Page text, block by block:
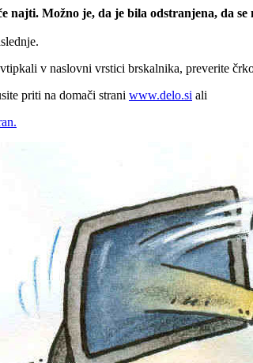
najti. Možno je, da je bila odstranjena, da
v naslovni vrstici brskalnika, preverite
priti na domači strani www.delo.si ali